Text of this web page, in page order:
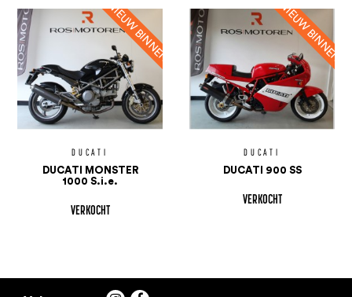
DUCATI
DUCATI MONSTER
1000 S.i.e.
VERKOCHT
DUCATI
DUCATI 900 SS
VERKOCHT